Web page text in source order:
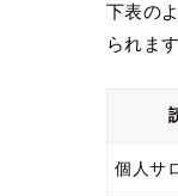
下表の
られます
個人サ